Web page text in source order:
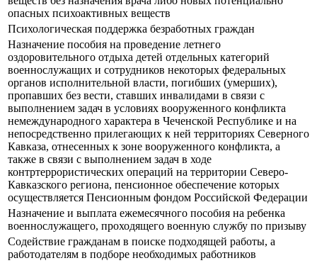
опасных психоактивных веществ
Психологическая поддержка безработных граждан
Назначение пособия на проведение летнего
оздоровительного отдыха детей отдельных категорий
военнослужащих и сотрудников некоторых федеральных
органов исполнительной власти, погибших (умерших),
пропавших без вести, ставших инвалидами в связи с
выполнением задач в условиях вооруженного конфликта
немеждународного характера в Чеченской Республике и на
непосредственно прилегающих к ней территориях Северного
Кавказа, отнесенных к зоне вооруженного конфликта, а
также в связи с выполнением задач в ходе
контртеррористических операций на территории Северо-
Кавказского региона, пенсионное обеспечение которых
осуществляется Пенсионным фондом Российской Федерации
Назначение и выплата ежемесячного пособия на ребенка
военнослужащего, проходящего военную службу по призыву
Содействие гражданам в поиске подходящей работы, а
работодателям в подборе необходимых работников